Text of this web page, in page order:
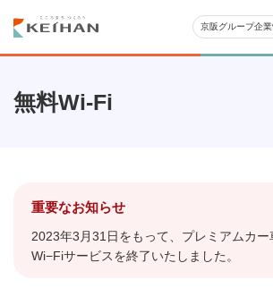
京阪グループ企業
無料Wi-Fi
重要なお知らせ
2023年3月31日をもって、プレミアムカー
Wi−Fiサービスを終了いたしました。